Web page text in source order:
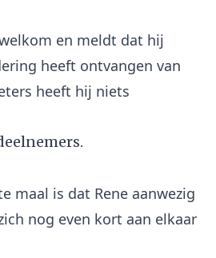
en meldt dat hij
heeft ontvangen van
heeft hij niets
maal is dat Rene aanwezig
nog even kort aan elkaar